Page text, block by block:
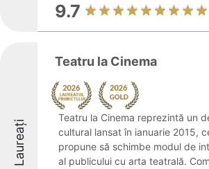
9.7
Laureați
Teatru la Cinema
Teatru la Cinema reprezintă un
cultural lansat în ianuarie 2015,
propune să schimbe modul de
al publicului cu arta teatrală.